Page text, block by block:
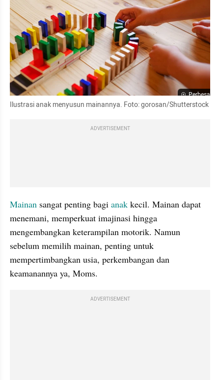
Perbesar
Ilustrasi anak menyusun mainannya. Foto: gorosan/Shutterstock
ADVERTISEMENT
Mainan sangat penting bagi anak kecil. Mainan dapat
menemani, memperkuat imajinasi hingga
mengembangkan keterampilan motorik. Namun
sebelum memilih mainan, penting untuk
mempertimbangkan usia, perkembangan dan
keamanannya ya, Moms.
ADVERTISEMENT